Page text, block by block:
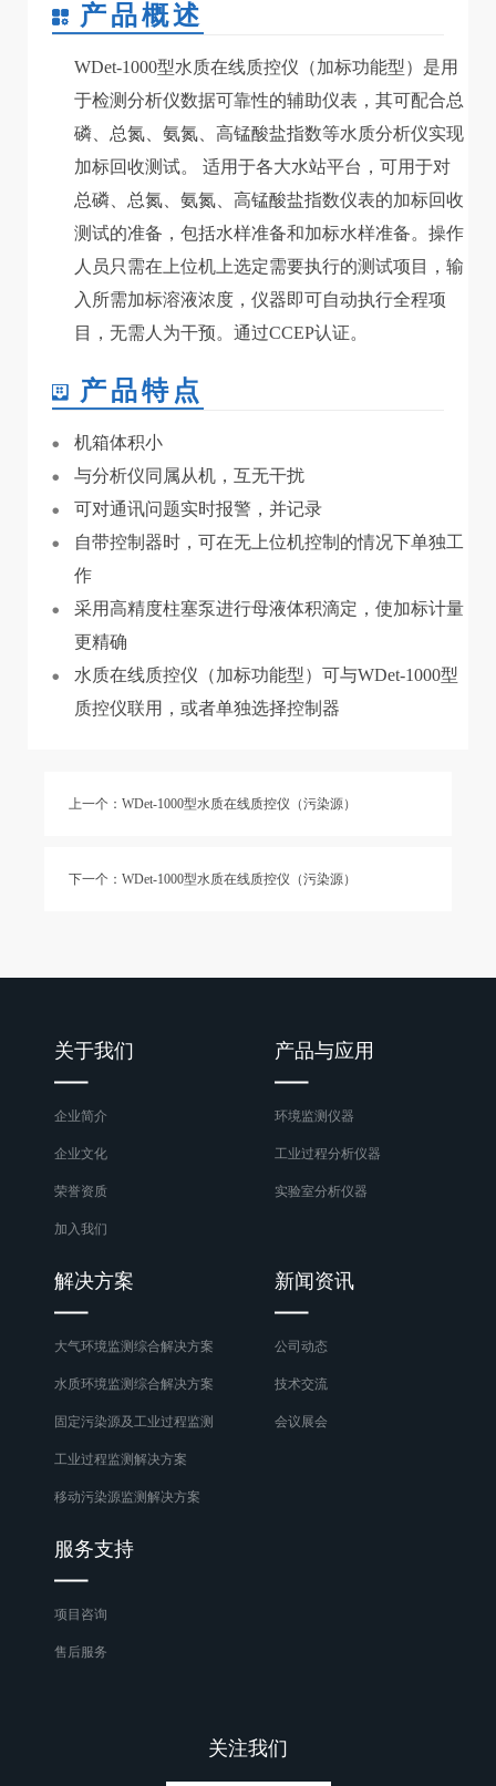
产品概述
WDet-1000型水质在线质控仪（加标功能型）是用
于检测分析仪数据可靠性的辅助仪表，其可配合总
磷、总氮、氨氮、高锰酸盐指数等水质分析仪实现
加标回收测试。 适用于各大水站平台，可用于对
总磷、总氮、氨氮、高锰酸盐指数仪表的加标回收
测试的准备，包括水样准备和加标水样准备。操作
人员只需在上位机上选定需要执行的测试项目，输
入所需加标溶液浓度，仪器即可自动执行全程项
目，无需人为干预。通过CCEP认证。
产品特点
机箱体积小
与分析仪同属从机，互无干扰
可对通讯问题实时报警，并记录
自带控制器时，可在无上位机控制的情况下单独工
作
采用高精度柱塞泵进行母液体积滴定，使加标计量
更精确
水质在线质控仪（加标功能型）可与WDet-1000型
质控仪联用，或者单独选择控制器
上一个：WDet-1000型水质在线质控仪（污染源）
下一个：WDet-1000型水质在线质控仪（污染源）
关于我们
企业简介
企业文化
荣誉资质
加入我们
产品与应用
环境监测仪器
工业过程分析仪器
实验室分析仪器
解决方案
大气环境监测综合解决方案
水质环境监测综合解决方案
固定污染源及工业过程监测
工业过程监测解决方案
移动污染源监测解决方案
新闻资讯
公司动态
技术交流
会议展会
服务支持
项目咨询
售后服务
关注我们